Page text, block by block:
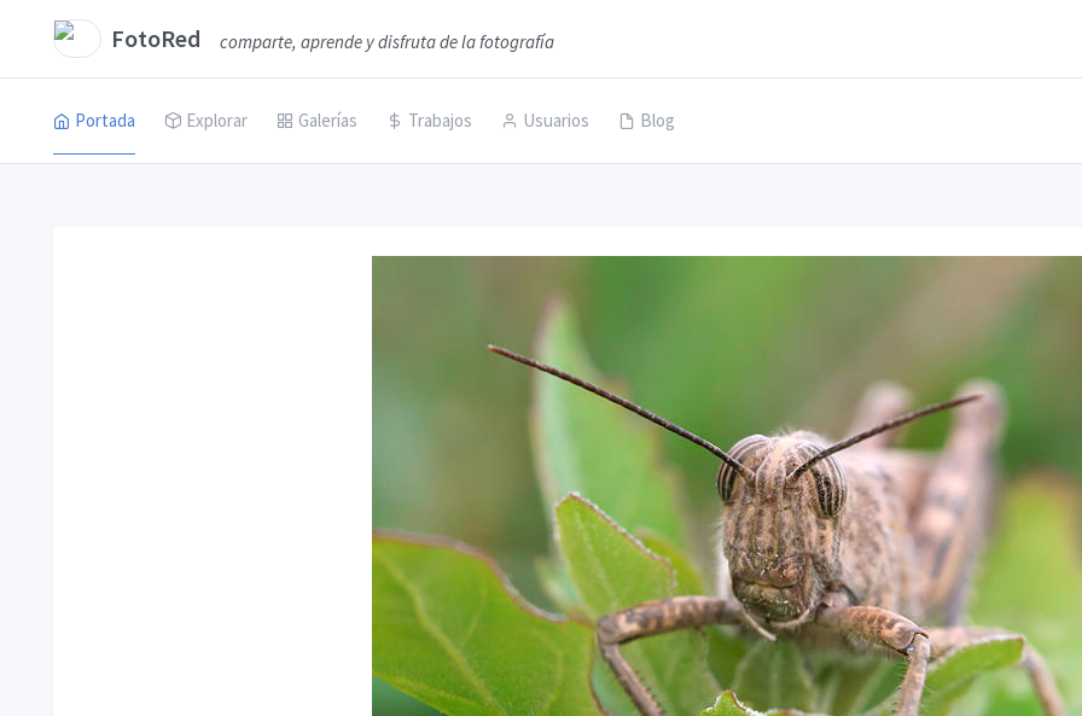
FotoRed comparte, aprende y disfruta de la fotografía
Portada Explorar Galerías Trabajos Usuarios Blog